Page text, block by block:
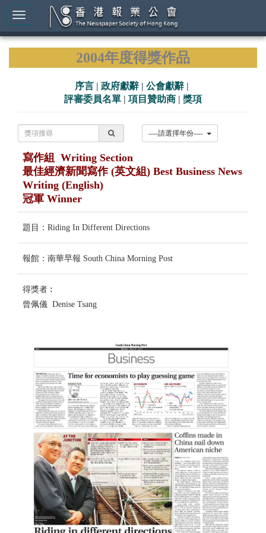
2004年度得獎作品
序言 | 政府獻辭 | 公會獻辭 |
評審委員名單 | 項目贊助商 | 獎項
寫作組 Writing Section
最佳經濟新聞寫作 (英文組) Best Business News
Writing (English)
冠軍 Winner
題目：Riding In Different Directions
報館：南華早報 South China Morning Post
得獎者︰
曾佩儀 Denise Tsang